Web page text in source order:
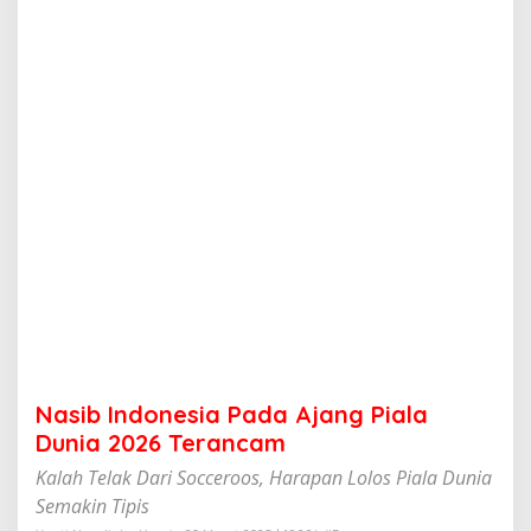
u
n
a
Nasib Indonesia Pada Ajang Piala
Dunia 2026 Terancam
Kalah Telak Dari Socceroos, Harapan Lolos Piala Dunia
Semakin Tipis